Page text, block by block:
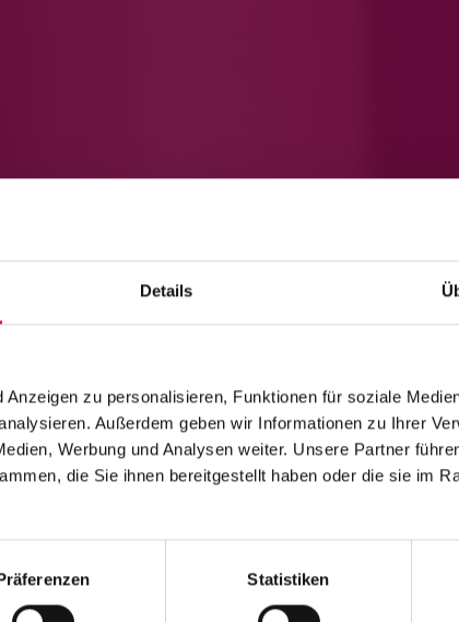
Details
zu personalisieren, Funktionen für soziale
Außerdem geben wir Informationen zu Ihrer
Werbung und Analysen weiter. Unsere Partner
die Sie ihnen bereitgestellt haben oder die sie im
Statistiken